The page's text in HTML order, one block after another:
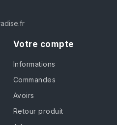
Votre compte
Informations
Commandes
Avoirs
Retour produit